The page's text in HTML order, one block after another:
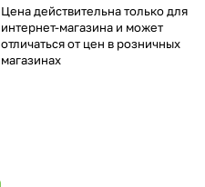
Цена действительна только для
интернет-магазина и может
отличаться от цен в розничных
магазинах